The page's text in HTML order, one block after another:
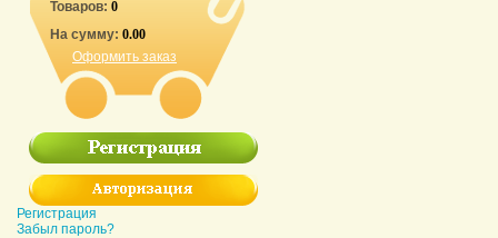
Товаров: 0
На сумму: 0.00
Оформить заказ
Регистрация
Забыл пароль?